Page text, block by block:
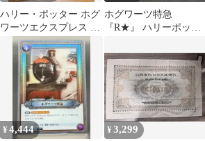
ハリー・ポッター ホグ
ワーツエクスプレス ミ
ニ スクラッチアー
ト 希少レア
ホグワーツ特急
『R★』 ハリーポッタ
の石
¥4,444 ¥3,299